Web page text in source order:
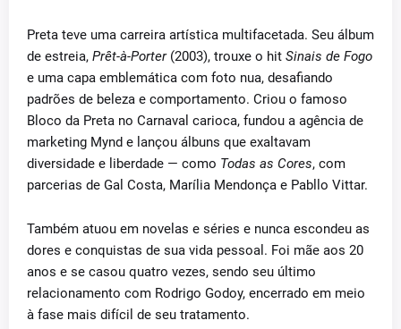
Preta teve uma carreira artística multifacetada. Seu álbum
de estreia, Prêt-à-Porter(2003), trouxe o hit Sinais de Fogo
e uma capa emblemática com foto nua, desafiando
padrões de beleza e comportamento. Criou o famoso
Bloco da Preta no Carnaval carioca, fundou a agência de
marketing Mynd e lançou álbuns que exaltavam
diversidade e liberdade — como Todas as Cores, com
parcerias de Gal Costa, Marília Mendonça e Pabllo Vittar.
Também atuou em novelas e séries e nunca escondeu as
dores e conquistas de sua vida pessoal. Foi mãe aos 20
anos e se casou quatro vezes, sendo seu último
relacionamento com Rodrigo Godoy, encerrado em meio
à fase mais difícil de seu tratamento.